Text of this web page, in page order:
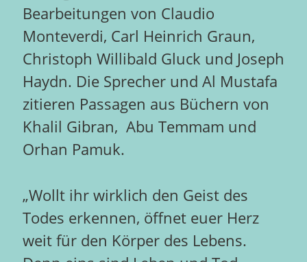
Bearbeitungen von Claudio
Monteverdi, Carl Heinrich Graun,
Christoph Willibald Gluck und Joseph
Haydn. Die Sprecher und Al Mustafa
zitieren Passagen aus Büchern von
Khalil Gibran, Abu Temmam und
Orhan Pamuk.
„Wollt ihr wirklich den Geist des
Todes erkennen, öffnet euer Herz
weit für den Körper des Lebens.